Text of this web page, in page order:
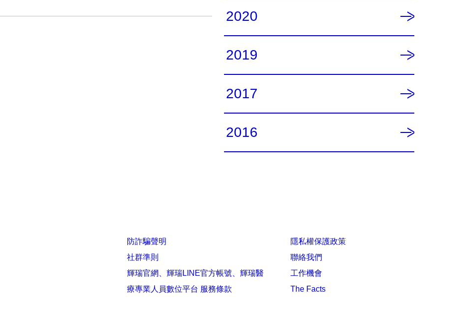
2020
2019
2017
2016
防詐騙聲明
社群準則
輝瑞官網、輝瑞LINE官方帳號、輝瑞醫
療專業人員數位平台 服務條款
隱私權保護政策
聯絡我們
工作機會
The Facts